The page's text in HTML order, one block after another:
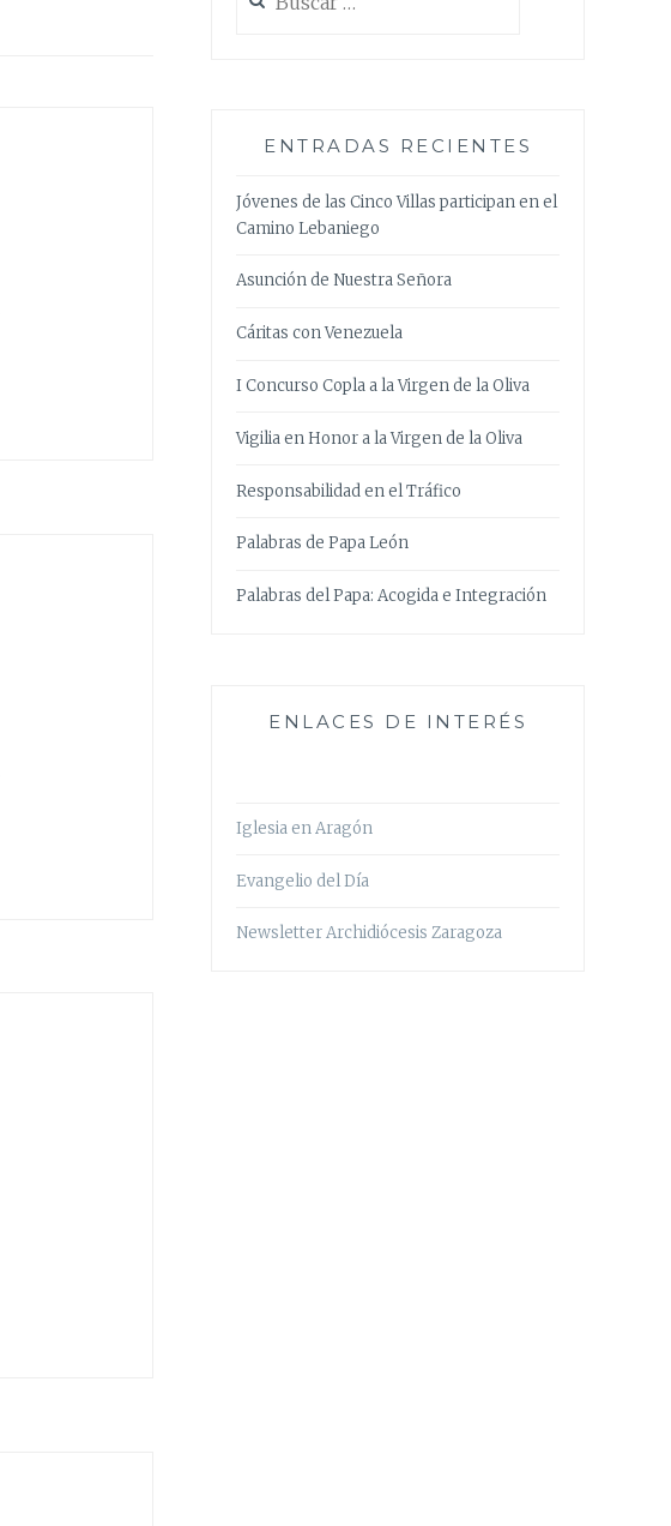
ENTRADAS RECIENTES
Jóvenes de las Cinco Villas participan en el
Camino Lebaniego
Asunción de Nuestra Señora
Cáritas con Venezuela
I Concurso Copla a la Virgen de la Oliva
Vigilia en Honor a la Virgen de la Oliva
Responsabilidad en el Tráfico
Palabras de Papa León
Palabras del Papa: Acogida e Integración
ENLACES DE INTERÉS
Iglesia en Aragón
Evangelio del Día
Newsletter Archidiócesis Zaragoza